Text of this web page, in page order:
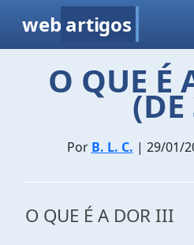
web artigos
O QUE É
Por B. L. C. | 29/01/
O QUE É A DOR III